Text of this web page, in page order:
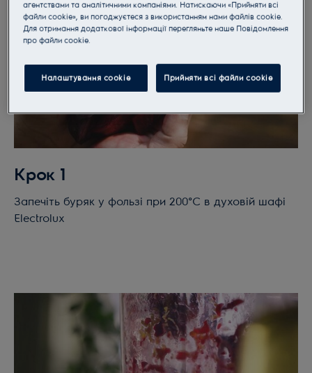
Крок 1
Запечіть буряк у фользі при 200°C в духовій шафі
Electrolux
агентствами та аналітичними компаніями. Натискаючи «Прийняти всі
файли cookie», ви погоджуєтеся з використанням нами файлів cookie.
Для отримання додаткової інформації перегляньте наше Пoвідомлення
прo файли cookie.
Налаштування cookie Прийняти всі файли сookie